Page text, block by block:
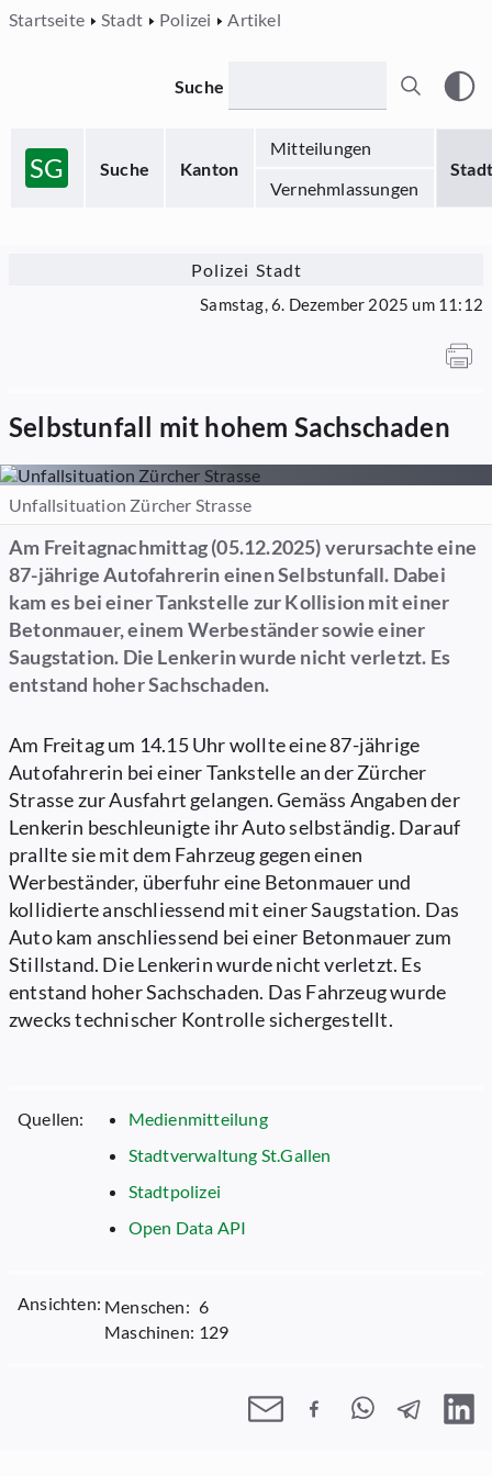
Startseite Stadt Polizei Artikel
SG Suche Kanton
Mitteilungen
Stadt
Vernehmlassungen
Suche
Polizei Stadt
Samstag, 6. Dezember 2025 um 11:12
Selbstunfall mit hohem Sachschaden
Unfallsituation Zürcher Strasse
Am Freitagnachmittag (05.12.2025) verursachte eine
87-jährige Autofahrerin einen Selbstunfall. Dabei
kam es bei einer Tankstelle zur Kollision mit einer
Betonmauer, einem Werbeständer sowie einer
Saugstation. Die Lenkerin wurde nicht verletzt. Es
entstand hoher Sachschaden.
Am Freitag um 14.15 Uhr wollte eine 87-jährige
Autofahrerin bei einer Tankstelle an der Zürcher
Strasse zur Ausfahrt gelangen. Gemäss Angaben der
Lenkerin beschleunigte ihr Auto selbständig. Darauf
prallte sie mit dem Fahrzeug gegen einen
Werbeständer, überfuhr eine Betonmauer und
kollidierte anschliessend mit einer Saugstation. Das
Auto kam anschliessend bei einer Betonmauer zum
Stillstand. Die Lenkerin wurde nicht verletzt. Es
entstand hoher Sachschaden. Das Fahrzeug wurde
zwecks technischer Kontrolle sichergestellt.
Quellen:
Medienmitteilung
Stadtverwaltung St.Gallen
Stadtpolizei
Open Data API
Ansichten: Menschen: 6
Maschinen: 129